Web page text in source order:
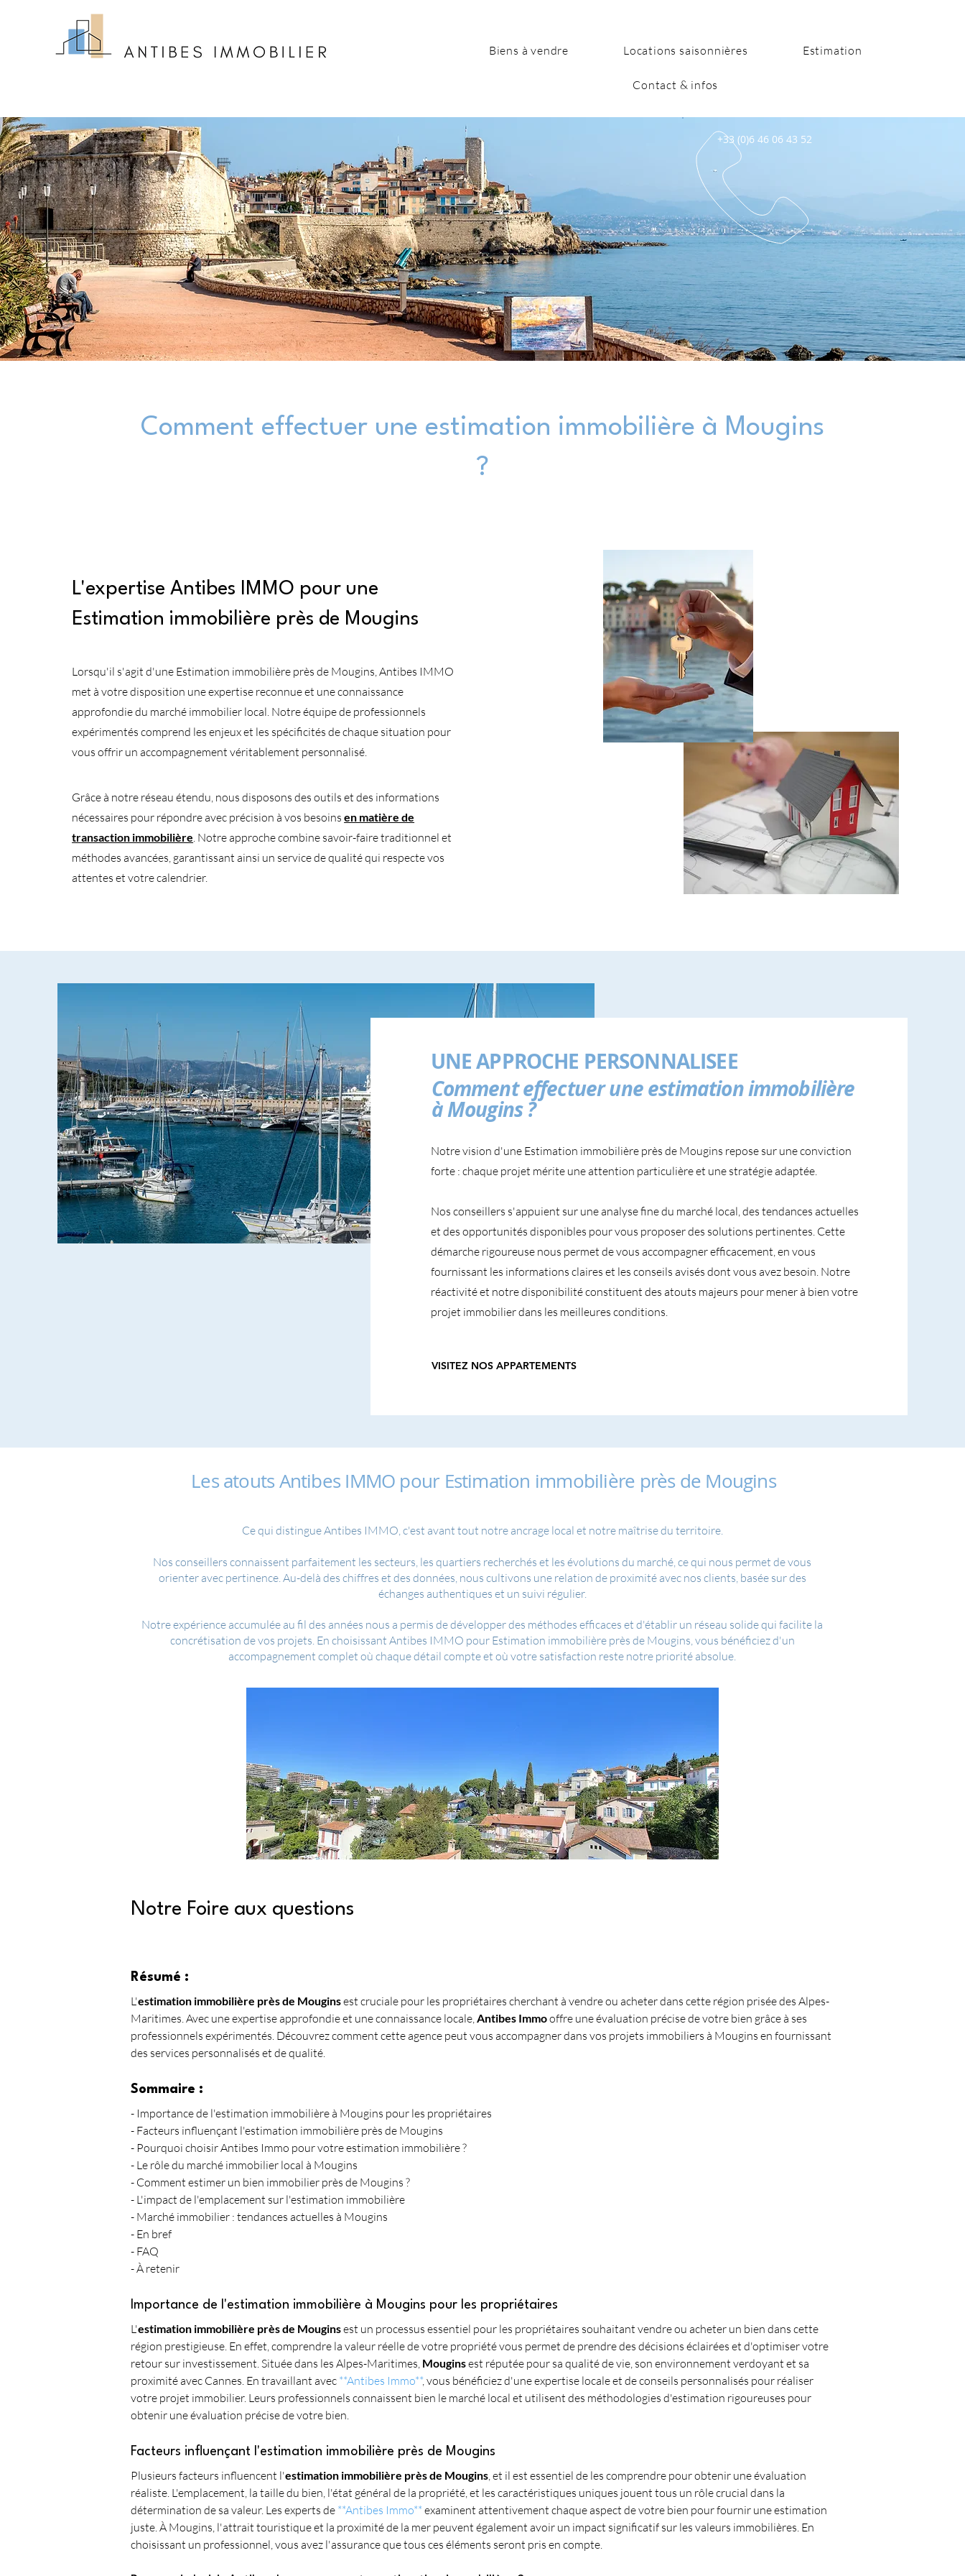
Biens à vendre Locations saisonnières Estimation
Contact & infos
+33 (0)6 46 06 43 52
Comment effectuer une estimation immobilière à Mougins
?
L'expertise Antibes IMMO pour une
Estimation immobilière près de Mougins
Lorsqu'il s'agit d'une Estimation immobilière près de Mougins, Antibes IMMO
met à votre disposition une expertise reconnue et une connaissance
approfondie du marché immobilier local. Notre équipe de professionnels
expérimentés comprend les enjeux et les spécificités de chaque situation pour
vous offrir un accompagnement véritablement personnalisé.
Grâce à notre réseau étendu, nous disposons des outils et des informations
nécessaires pour répondre avec précision à vos besoinsen matière de
transaction immobilière. Notre approche combine savoir-faire traditionnel et
méthodes avancées, garantissant ainsi un service de qualité qui respecte vos
attentes et votre calendrier.
UNE APPROCHE PERSONNALISEE
Comment effectuer une estimation immobilière
à Mougins ?
Notre vision d'une Estimation immobilière près de Mougins repose sur une conviction
forte : chaque projet mérite une attention particulière et une stratégie adaptée.
Nos conseillers s'appuient sur une analyse fine du marché local, des tendances actuelles
et des opportunités disponibles pour vous proposer des solutions pertinentes. Cette
démarche rigoureuse nous permet de vous accompagner efficacement, en vous
fournissant les informations claires et les conseils avisés dont vous avez besoin. Notre
réactivité et notre disponibilité constituent des atouts majeurs pour mener à bien votre
projet immobilier dans les meilleures conditions.
VISITEZ NOS APPARTEMENTS
Les atouts Antibes IMMO pour Estimation immobilière près de Mougins
Ce qui distingue Antibes IMMO, c'est avant tout notre ancrage local et notre maîtrise du territoire.
Nos conseillers connaissent parfaitement les secteurs, les quartiers recherchés et les évolutions du marché, ce qui nous permet de vous
orienter avec pertinence. Au-delà des chiffres et des données, nous cultivons une relation de proximité avec nos clients, basée sur des
échanges authentiques et un suivi régulier.
Notre expérience accumulée au fil des années nous a permis de développer des méthodes efficaces et d'établir un réseau solide qui facilite la
concrétisation de vos projets. En choisissant Antibes IMMO pour Estimation immobilière près de Mougins, vous bénéficiez d'un
accompagnement complet où chaque détail compte et où votre satisfaction reste notre priorité absolue.
Notre Foire aux questions
Résumé :
L'estimation immobilière près de Mougins est cruciale pour les propriétaires cherchant à vendre ou acheter dans cette région prisée des Alpes-
Maritimes. Avec une expertise approfondie et une connaissance locale, Antibes Immo offre une évaluation précise de votre bien grâce à ses
professionnels expérimentés. Découvrez comment cette agence peut vous accompagner dans vos projets immobiliers à Mougins en fournissant
des services personnalisés et de qualité.
Sommaire :
- Importance de l'estimation immobilière à Mougins pour les propriétaires
- Facteurs influençant l'estimation immobilière près de Mougins
- Pourquoi choisir Antibes Immo pour votre estimation immobilière ?
- Le rôle du marché immobilier local à Mougins
- Comment estimer un bien immobilier près de Mougins ?
- L'impact de l'emplacement sur l'estimation immobilière
- Marché immobilier : tendances actuelles à Mougins
- En bref
- FAQ
- À retenir
Importance de l'estimation immobilière à Mougins pour les propriétaires
L'estimation immobilière près de Mougins est un processus essentiel pour les propriétaires souhaitant vendre ou acheter un bien dans cette
région prestigieuse. En effet, comprendre la valeur réelle de votre propriété vous permet de prendre des décisions éclairées et d'optimiser votre
retour sur investissement. Située dans les Alpes-Maritimes, Mougins est réputée pour sa qualité de vie, son environnement verdoyant et sa
proximité avec Cannes. En travaillant avec **Antibes Immo**, vous bénéficiez d'une expertise locale et de conseils personnalisés pour réaliser
votre projet immobilier. Leurs professionnels connaissent bien le marché local et utilisent des méthodologies d'estimation rigoureuses pour
obtenir une évaluation précise de votre bien.
Facteurs influençant l'estimation immobilière près de Mougins
Plusieurs facteurs influencent l'estimation immobilière près de Mougins, et il est essentiel de les comprendre pour obtenir une évaluation
réaliste. L'emplacement, la taille du bien, l'état général de la propriété, et les caractéristiques uniques jouent tous un rôle crucial dans la
détermination de sa valeur. Les experts de **Antibes Immo** examinent attentivement chaque aspect de votre bien pour fournir une estimation
juste. À Mougins, l'attrait touristique et la proximité de la mer peuvent également avoir un impact significatif sur les valeurs immobilières. En
choisissant un professionnel, vous avez l'assurance que tous ces éléments seront pris en compte.